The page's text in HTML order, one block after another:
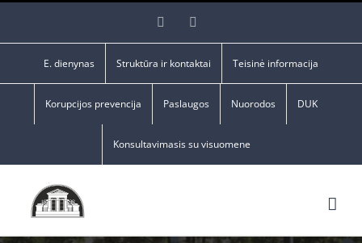
Facebook
E. dienynas Struktūra ir kontaktai Teisinė informacija
Korupcijos prevencija Paslaugos Nuorodos DUK
Konsultavimasis su visuomene